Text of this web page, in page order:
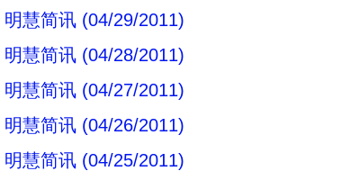
明慧简讯 (04/29/2011)
明慧简讯 (04/28/2011)
明慧简讯 (04/27/2011)
明慧简讯 (04/26/2011)
明慧简讯 (04/25/2011)